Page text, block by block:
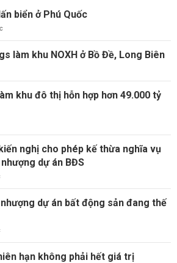
biển ở Phú Quốc
làm khu NOXH ở Bồ Đề, Long Biên
khu đô thị hỗn hợp hơn 49.000 tỷ
nghị cho phép kế thừa nghĩa vụ
dự án BĐS
dự án bất động sản đang thế
hạn không phải hết giá trị